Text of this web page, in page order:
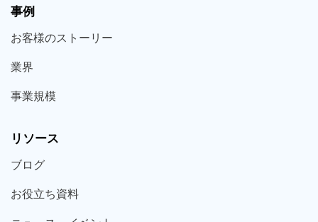
事例
お客様のストーリー
業界
事業規模
リソース
ブログ
お役立ち資料